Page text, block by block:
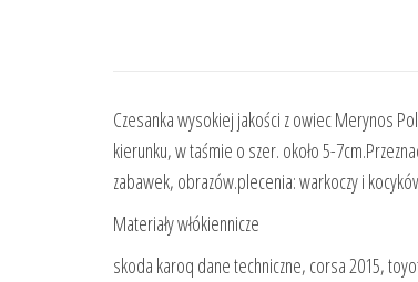
Czesanka wysokiej jakości z owiec Merynos
kierunku, w taśmie o szer. około 5-
zabawek, obrazów.plecenia: warkoczy i
Materiały włókiennicze
skoda karoq dane techniczne, corsa 2015,